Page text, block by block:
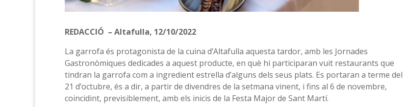
REDACCIÓ – Altafulla, 12/10/2022
La garrofa és protagonista de la cuina d’Altafulla aquesta tardor, amb les Jornades
Gastronòmiques dedicades a aquest producte, en què hi participaran vuit restaurants que
tindran la garrofa com a ingredient estrella d’alguns dels seus plats. Es portaran a terme del
21 d’octubre, és a dir, a partir de divendres de la setmana vinent, i fins al 6 de novembre,
coincidint, previsiblement, amb els inicis de la Festa Major de Sant Martí.